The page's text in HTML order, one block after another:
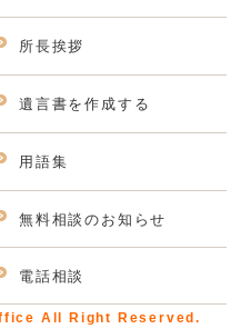
所長挨拶
遺言書を作成する
用語集
無料相談のお知らせ
電話相談
All Right Reserved.